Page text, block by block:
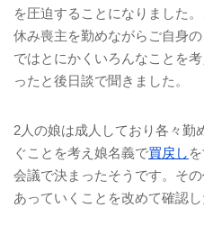
を圧迫することになりました
休み喪主を勤めながらご自身の
ではとにかくいろんなことを
ったと後日談で聞きました。
2人の娘は成人しており各々勤
ぐことを考え娘名義で買戻し
会議で決まったそうです。そ
あっていくことを改めて確認し